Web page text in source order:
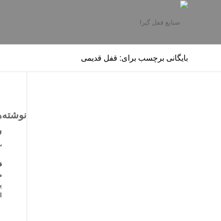
بایگانی برچسب برای: قفل قدیمی